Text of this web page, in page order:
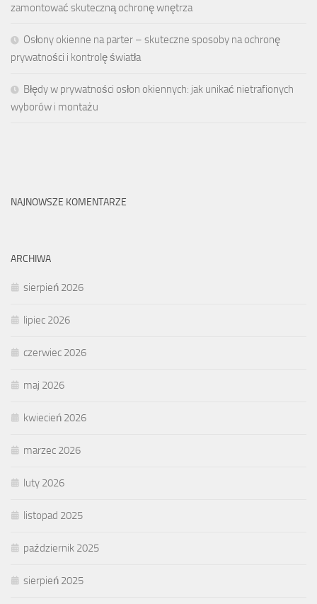
zamontować skuteczną ochronę wnętrza
Osłony okienne na parter – skuteczne sposoby na ochronę
prywatności i kontrolę światła
Błędy w prywatności osłon okiennych: jak unikać nietrafionych
wyborów i montażu
NAJNOWSZE KOMENTARZE
ARCHIWA
sierpień 2026
lipiec 2026
czerwiec 2026
maj 2026
kwiecień 2026
marzec 2026
luty 2026
listopad 2025
październik 2025
sierpień 2025